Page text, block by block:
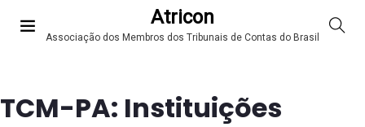
Atricon
Associação dos Membros dos Tribunais de Contas do Brasil
TCM-PA: Instituições